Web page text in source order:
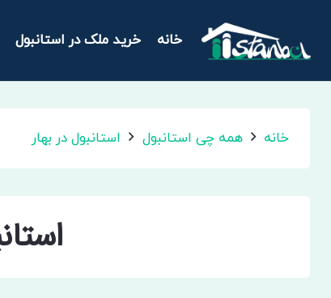
خانه خرید ملک در استانبول
خانه همه چی استانبول استانبول در بهار